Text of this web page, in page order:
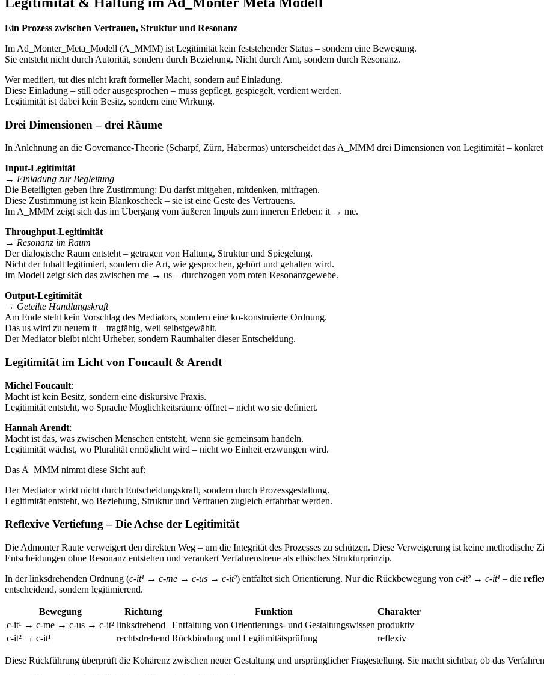
Ein Prozess zwischen Vertrauen, Struktur und Resonanz
Im Ad_Monter_Meta_Modell (A_MMM) ist Legitimität kein feststehender Status – sondern eine Bewegung.
Sie entsteht nicht durch Autorität, sondern durch Beziehung. Nicht durch Amt, sondern durch Resonanz.
Wer mediiert, tut dies nicht kraft formeller Macht, sondern auf Einladung.
Diese Einladung – still oder ausgesprochen – muss gepflegt, gespiegelt, verdient werden.
Legitimität ist dabei kein Besitz, sondern eine Wirkung.
Drei Dimensionen – drei Räume
In Anlehnung an die Governance-Theorie (Scharpf, Zürn, Habermas) unterscheidet das A_MMM drei Dimensionen von Legitimität – konkret
Input-Legitimität
→ Einladung zur Begleitung
Die Beteiligten geben ihre Zustimmung: Du darfst mitgehen, mitdenken, mitfragen.
Diese Zustimmung ist kein Blankoscheck – sie ist eine Geste des Vertrauens.
Im A_MMM zeigt sich das im Übergang vom äußeren Impuls zum inneren Erleben: it → me.
Throughput-Legitimität
→ Resonanz im Raum
Der dialogische Raum entsteht – getragen von Haltung, Struktur und Spiegelung.
Nicht der Inhalt legitimiert, sondern die Art, wie gesprochen, gehört und gehalten wird.
Im Modell zeigt sich das zwischen me → us – durchzogen vom roten Resonanzgewebe.
Output-Legitimität
→ Geteilte Handlungskraft
Am Ende steht kein Vorschlag des Mediators, sondern eine ko-konstruierte Ordnung.
Das us wird zu neuem it – tragfähig, weil selbstgewählt.
Der Mediator bleibt nicht Urheber, sondern Raumhalter dieser Entscheidung.
Legitimität im Licht von Foucault & Arendt
Michel Foucault:
Macht ist kein Besitz, sondern eine diskursive Praxis.
Legitimität entsteht, wo Sprache Möglichkeitsräume öffnet – nicht wo sie definiert.
Hannah Arendt:
Macht ist das, was zwischen Menschen entsteht, wenn sie gemeinsam handeln.
Legitimität wächst, wo Pluralität ermöglicht wird – nicht wo Einheit erzwungen wird.
Das A_MMM nimmt diese Sicht auf:
Der Mediator wirkt nicht durch Entscheidungskraft, sondern durch Prozessgestaltung.
Legitimität entsteht, wo Beziehung, Struktur und Vertrauen zugleich erfahrbar werden.
Reflexive Vertiefung – Die Achse der Legitimität
Die Admonter Raute verweigert den direkten Weg – um die Integrität des Prozesses zu schützen. Diese Verweigerung ist keine methodische
Entscheidungen ohne Resonanz entstehen und verankert Verfahrenstreue als ethisches Strukturprinzip.
In der linksdrehenden Ordnung (c-it¹ → c-me → c-us → c-it²) entfaltet sich Orientierung. Nur die Rückbewegung von c-it² → c-it¹ – die
entscheidend, sondern legitimierend.
Bewegung Richtung Funktion
Charakter
c-it¹ → c-me → c-us → c-it² linksdrehend Entfaltung von Orientierungs- und Gestaltungswissen produktiv
c-it² → c-it¹
rechtsdrehend Rückbindung und Legitimitätsprüfung reflexiv
Diese Rückführung überprüft die Kohärenz zwischen neuer Gestaltung und ursprünglicher Fragestellung. Sie macht sichtbar, ob das